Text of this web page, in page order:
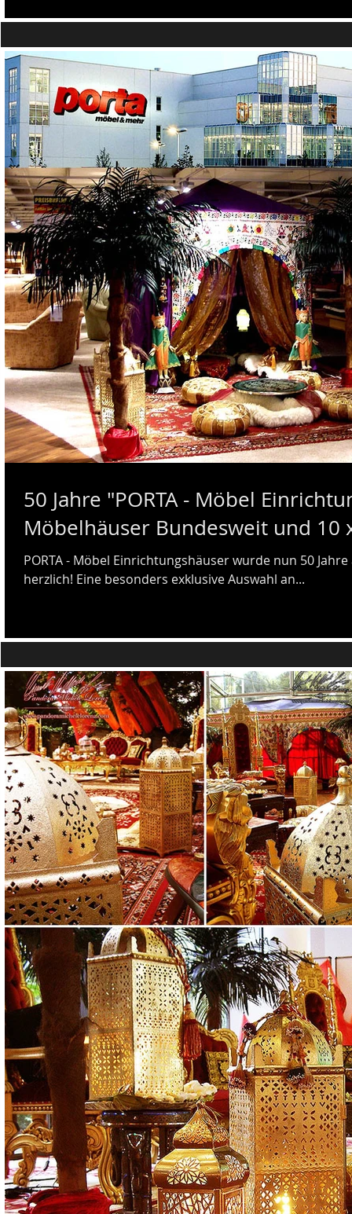
50 Jahre "PORTA - Möbel
Möbelhäuser Bundesweit und 10
PORTA - Möbel Einrichtungshäuser wurde nun 50 Jahre alt und wir gratulieren hierzu
herzlich! Eine besonders exklusive Auswahl an...